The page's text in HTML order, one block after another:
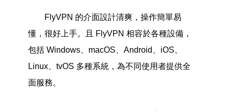
FlyVPN 的介面設計清爽，操作簡單易
懂，很好上手。且 FlyVPN 相容於各種設備，
包括 Windows、macOS、Android、iOS、
Linux、tvOS 多種系統，為不同使用者提供全
面服務。